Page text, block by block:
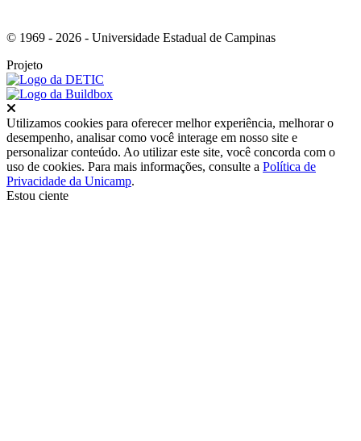
© 1969 - 2026 - Universidade Estadual de Campinas
Projeto
Utilizamos cookies para oferecer melhor experiência, melhorar o
desempenho, analisar como você interage em nosso site e
personalizar conteúdo. Ao utilizar este site, você concorda com o
uso de cookies. Para mais informações, consulte a Política de
Privacidade da Unicamp.
Estou ciente